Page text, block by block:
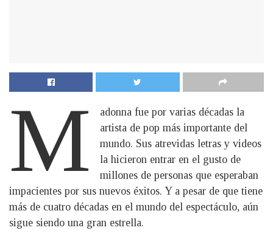
M
adonna fue por varias décadas la
artista de pop más importante del
mundo. Sus atrevidas letras y videos
la hicieron entrar en el gusto de
millones de personas que esperaban
impacientes por sus nuevos éxitos. Y a pesar de que tiene
más de cuatro décadas en el mundo del espectáculo, aún
sigue siendo una gran estrella.